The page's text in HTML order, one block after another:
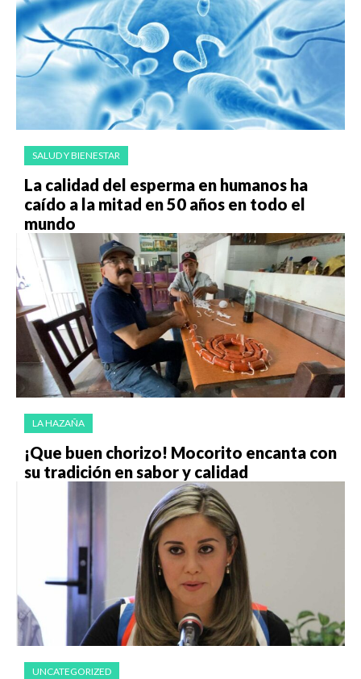
SALUD Y BIENESTAR
La calidad del esperma en humanos ha
caído a la mitad en 50 años en todo el
mundo
LA HAZAÑA
¡Que buen chorizo! Mocorito encanta con
su tradición en sabor y calidad
UNCATEGORIZED